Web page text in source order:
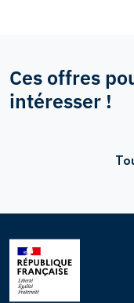
Ces offres
intéresser !